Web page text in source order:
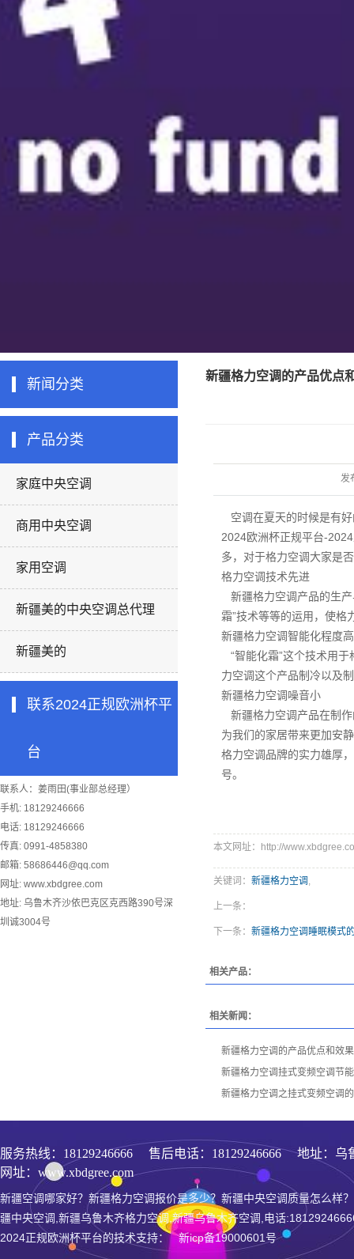
新闻分类
产品分类
家庭中央空调
商用中央空调
家用空调
新疆美的中央空调总代理
新疆美的
联系2024正规欧洲杯平
台
联系人：姜雨田(事业部总经理）
手机: 18129246666
电话: 18129246666
传真: 0991-4858380
邮箱: 58686446@qq.com
网址: www.xbdgree.com
地址: 乌鲁木齐沙依巴克区克西路390号深
圳诚3004号
新疆格力空调的产品优点
发
空调在夏天的时候是有
2024欧洲杯正规平台-
多，对于格力空调大家是
格力空调技术先进
新疆格力空调产品的生
霜”技术等等的运用，使
新疆格力空调智能化程度高
“智能化霜”这个技术用
力空调这个产品制冷以及
新疆格力空调噪音小
新疆格力空调产品在制
为我们的家居带来更加安
格力空调品牌的实力雄厚
号。
本文网址：http://
关键词： 新疆格力空调 ,
上一条：
下一条： 新疆格力空调睡眠模式
相关产品：
相关新闻：
新疆格力空调的产品优点和效
新疆格力空调挂式变频空调节
新疆格力空调之挂式变频空调
服务热线： 18129246666 售后电话：18129246666 地址：乌
网址：www.xbdgree.com
新疆空调哪家好？新疆格力空调报价是多少？新疆中央空调质量怎么样
疆中央空调,新疆乌鲁木齐格力空调,新疆乌鲁木齐空调,电话
2024正规欧洲杯平台的技术支持： 新icp备19000601号